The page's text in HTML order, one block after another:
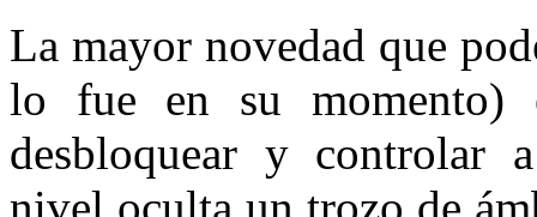
La mayor novedad que
lo fue en su momento)
desbloquear y controlar